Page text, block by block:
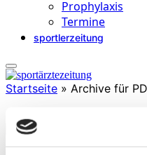
Prophylaxis
Termine
sportlerzeitung
Startseite » Archive für